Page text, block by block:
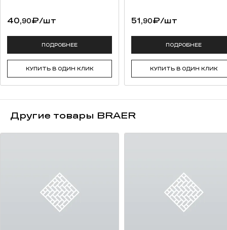
40,90₽/шт
ПОДРОБНЕЕ
КУПИТЬ В ОДИН КЛИК
51,90₽/шт
ПОДРОБНЕЕ
КУПИТЬ В ОДИН КЛИК
Другие товары BRAER